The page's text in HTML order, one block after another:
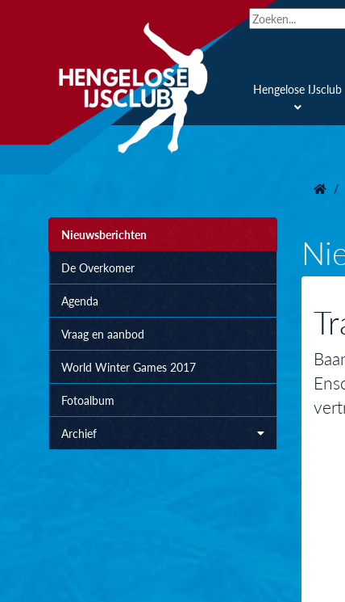
Hengelose IJsclub
Nieuwsberichten
De Overkomer
Agenda
Vraag en aanbod
World Winter Games 2017
Fotoalbum
Archief